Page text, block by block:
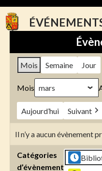
TO
CONTENT
Mois Semaine Jour
Mois
Aujourd’hui Suivant
Il n’y a aucun évènement
Catégories
d’évènement